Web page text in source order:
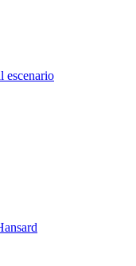
escenario